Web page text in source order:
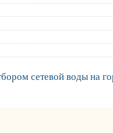
сетевой воды на